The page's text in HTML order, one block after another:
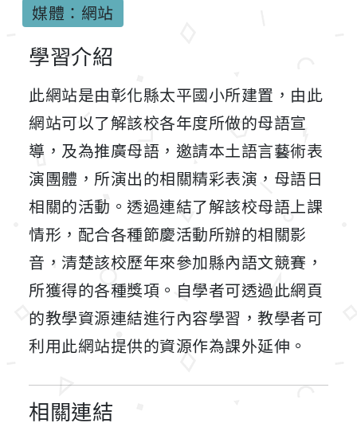
媒體：網站
學習介紹
此網站是由彰化縣太平國小所建置，由此
網站可以了解該校各年度所做的母語宣
導，及為推廣母語，邀請本土語言藝術表
演團體，所演出的相關精彩表演，母語日
相關的活動。透過連結了解該校母語上課
情形，配合各種節慶活動所辦的相關影
音，清楚該校歷年來參加縣內語文競賽，
所獲得的各種獎項。自學者可透過此網頁
的教學資源連結進行內容學習，教學者可
利用此網站提供的資源作為課外延伸。
相關連結